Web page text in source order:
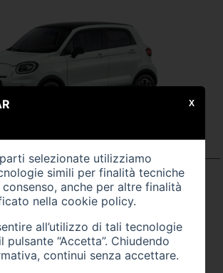
selezionate utilizziamo
simili per finalità tecniche
anche per altre finalità
nella cookie policy.
all’utilizzo di tali tecnologie
pulsante “Accetta”. Chiudendo
continui senza accettare.
X